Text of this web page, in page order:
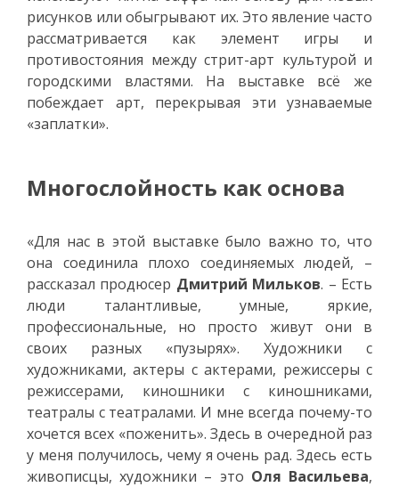
рисунков или обыгрывают их. Это явление часто
рассматривается как элемент игры и
противостояния между стрит-арт культурой и
городскими властями. На выставке всё же
побеждает арт, перекрывая эти узнаваемые
«заплатки».
Многослойность как основа
«Для нас в этой выставке было важно то, что
она соединила плохо соединяемых людей, –
рассказал продюсер Дмитрий Мильков. – Есть
люди талантливые, умные, яркие,
профессиональные, но просто живут они в
своих разных «пузырях». Художники с
художниками, актеры с актерами, режиссеры с
режиссерами, киношники с киношниками,
театралы с театралами. И мне всегда почему-то
хочется всех «поженить». Здесь в очередной раз
у меня получилось, чему я очень рад. Здесь есть
живописцы, художники – это Оля Васильева,